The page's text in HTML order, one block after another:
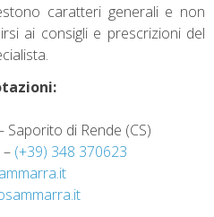
caratteri generali e non
ai consigli e prescrizioni del
Saporito di Rende (CS)
– (+39) 348 370623